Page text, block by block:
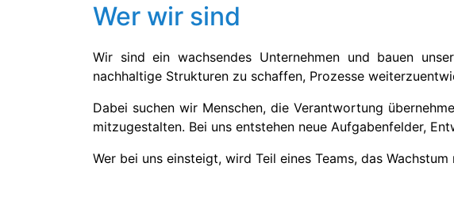
Wer wir sind
Wir sind ein wachsendes Unternehmen und bauen
nachhaltige Strukturen zu schaffen, Prozesse
Dabei suchen wir Menschen, die Verantwortung
mitzugestalten. Bei uns entstehen neue Aufgabenfelder,
Wer bei uns einsteigt, wird Teil eines Teams, das